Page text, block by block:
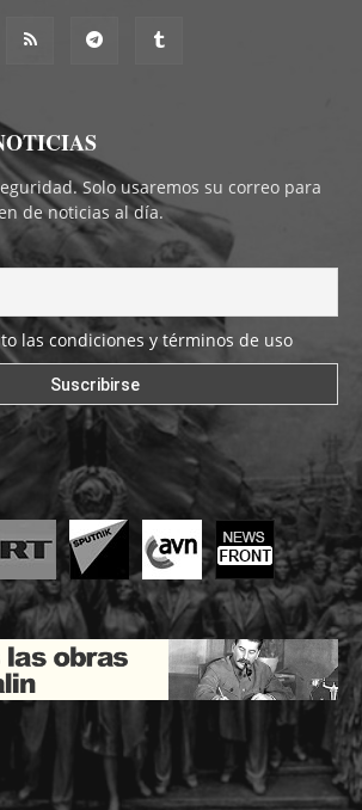
Solo usaremos su correo para
de noticias al día.
las condiciones y términos de uso